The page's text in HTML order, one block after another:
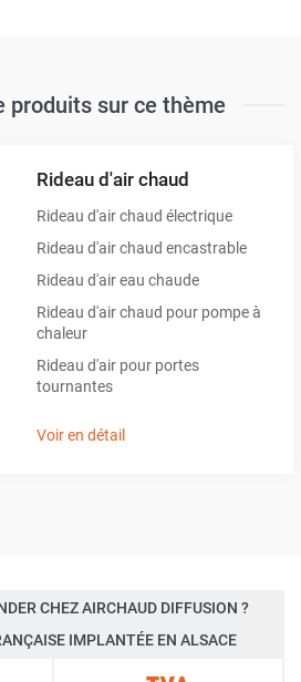
produits sur ce thème
Rideau d'air chaud
Rideau d'air chaud électrique
Rideau d'air chaud encastrable
Rideau d'air eau chaude
Rideau d'air chaud pour pompe à
chaleur
Rideau d'air pour portes
tournantes
Voir en détail
CHEZ AIRCHAUD DIFFUSION ?
IMPLANTÉE EN ALSACE